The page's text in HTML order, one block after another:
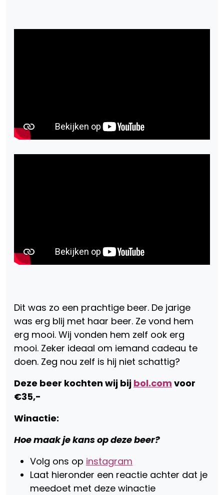
Dit was zo een prachtige beer. De jarige
was erg blij met haar beer. Ze vond hem
erg mooi. Wij vonden hem zelf ook erg
mooi. Zeker ideaal om iemand cadeau te
doen. Zeg nou zelf is hij niet schattig?
Deze beer kochten wij bij bol.com voor
€35,-
Winactie:
Hoe maak je kans op deze beer?
Volg ons op instagram
Laat hieronder een reactie achter dat je
meedoet met deze winactie